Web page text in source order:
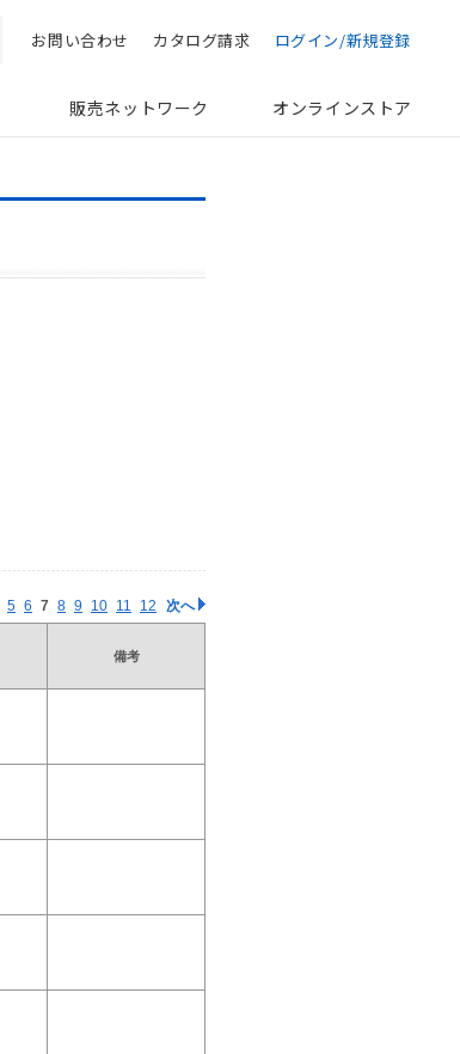
検索お問い合わせ カタログ請求 ログイン/新規登録
販売ネットワーク オンラインストア
5 6 7 8 9 10 11 12 次へ
備考